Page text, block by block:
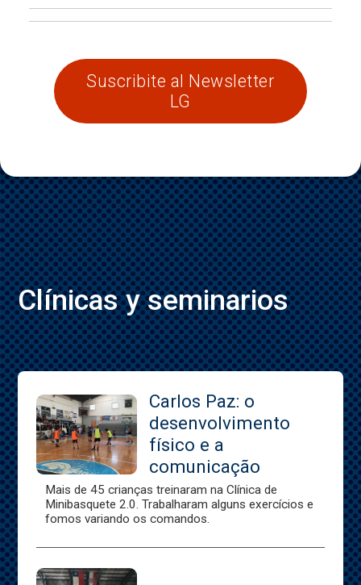
Suscribite al Newsletter
LG
Clínicas y seminarios
Carlos Paz: o
desenvolvimento
físico e a
comunicação
Mais de 45 crianças treinaram na Clínica de
Minibasquete 2.0. Trabalharam alguns exercícios e
fomos variando os comandos.